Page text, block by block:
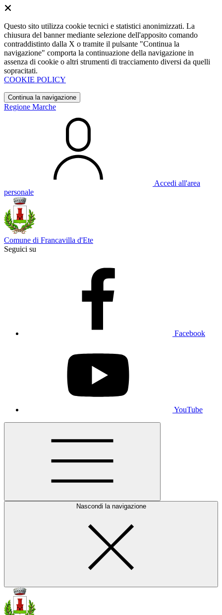
Questo sito utilizza cookie tecnici e statistici anonimizzati. La
chiusura del banner mediante selezione dell'apposito comando
contraddistinto dalla X o tramite il pulsante "Continua la
navigazione" comporta la continuazione della navigazione in
assenza di cookie o altri strumenti di tracciamento diversi da quelli
sopracitati.
COOKIE POLICY
Continua la navigazione
Regione Marche
Accedi all'area
personale
Comune di Francavilla d'Ete
Seguici su
Facebook
YouTube
Nascondi la navigazione